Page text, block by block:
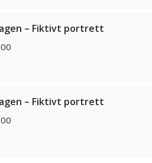
– Fiktivt portrett
– Fiktivt portrett